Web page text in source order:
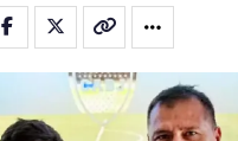
Whatsapp
Email